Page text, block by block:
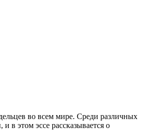
во всем мире. Среди различных
этом эссе рассказывается о